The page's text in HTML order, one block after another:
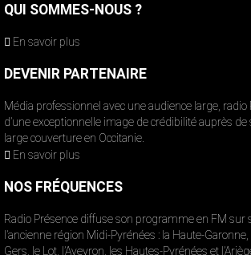
QUI SOMMES-NOUS ?
En savoir plus
DEVENIR PARTENAIRE
Média professionnel avec une audience large, radio
d’une exceptionnelle image de crédibilité auprès de
large couverture en Occitanie.
En savoir plus
NOS FRÉQUENCES
Radio Présence diffuse son programme en FM sur
l’ancienne région Midi-Pyrénées : la Haute-
Gers, le Lot, l’Aveyron, les Hautes-Pyrénées et